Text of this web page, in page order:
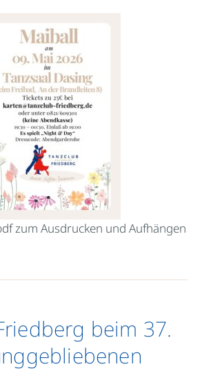
zum Ausdrucken und Aufhängen
beim 37.